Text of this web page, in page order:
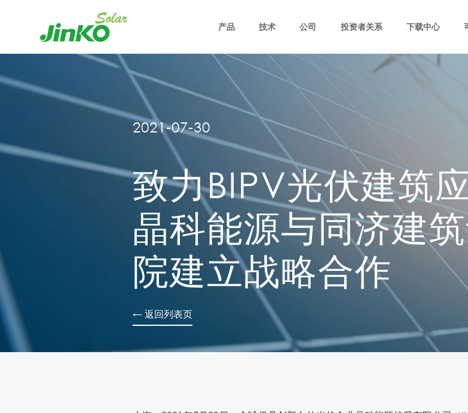
产品 技术 公司 投资者关系 下载中心
2021-07-30
致力BIPV光伏建筑
晶科能源与同济建
院建立战略合作
← 返回列表页